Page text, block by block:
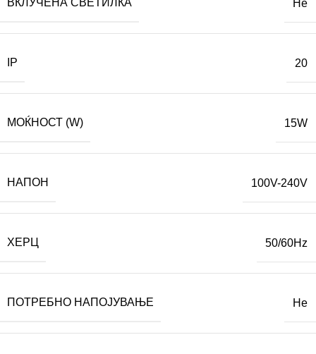
ВКЛУЧЕНА СВЕТИЛКА Не
IP 20
МОЌНОСТ (W) 15W
НАПОН 100V-240V
ХЕРЦ 50/60Hz
ПОТРЕБНО НАПОЈУВАЊЕ Не